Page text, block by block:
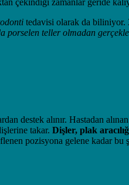
çekindiği zamanlar geride
tedavisi olarak da biliniyor.
porselen teller olmadan
destek alınır. Hastadan
takar. Dişler, plak
pozisyona gelene kadar bu